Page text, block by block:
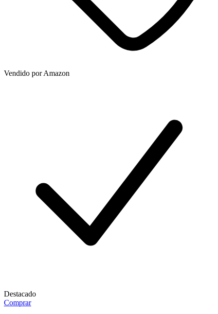
Vendido porAmazon
Destacado
Comprar